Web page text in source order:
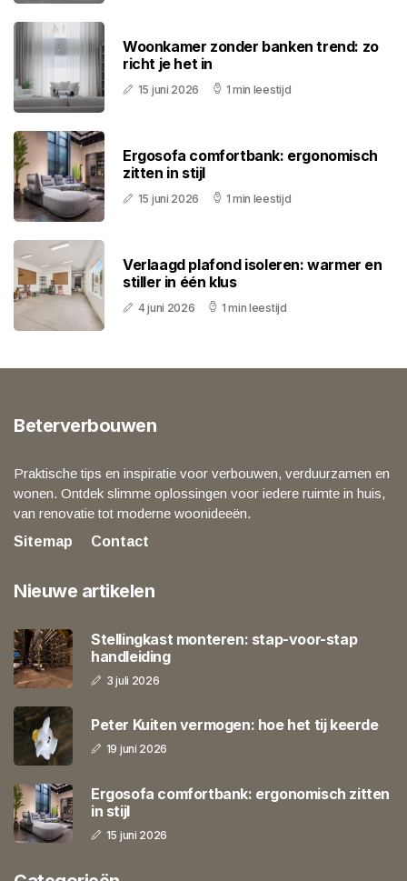
Woonkamer zonder banken trend: zo
richt je het in
15 juni 2026 1 min leestijd
Ergosofa comfortbank: ergonomisch
zitten in stijl
15 juni 2026 1 min leestijd
Verlaagd plafond isoleren: warmer en
stiller in één klus
4 juni 2026 1 min leestijd
Beterverbouwen
Praktische tips en inspiratie voor verbouwen, verduurzamen en
wonen. Ontdek slimme oplossingen voor iedere ruimte in huis,
van renovatie tot moderne woonideeën.
Sitemap
Contact
Nieuwe artikelen
Stellingkast monteren: stap-voor-stap
handleiding
3 juli 2026
Peter Kuiten vermogen: hoe het tij keerde
19 juni 2026
Ergosofa comfortbank: ergonomisch zitten
in stijl
15 juni 2026